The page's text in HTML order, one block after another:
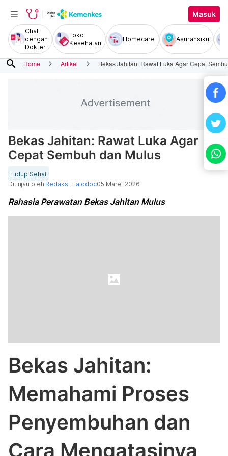
Masuk
Chat
dengan
Dokter
Toko
Kesehatan
Homecare Asuransiku
search Home Artikel Bekas Jahitan: Rawat Luka Agar Cepat
Bekas Jahitan: Rawat Luka Agar
Cepat Sembuh dan Mulus
Hidup Sehat
Ditinjau oleh Redaksi Halodoc05 Maret 2026
Rahasia Perawatan Bekas Jahitan Mulus
Bekas Jahitan:
Memahami Proses
Penyembuhan dan
Cara Mengatasinya